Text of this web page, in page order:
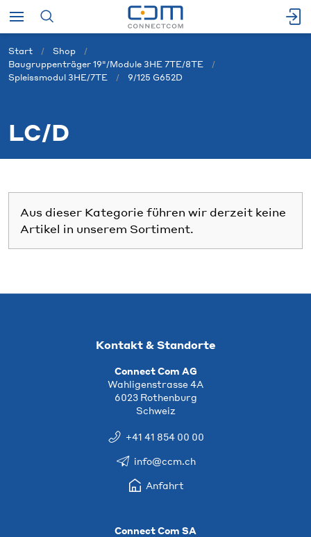
Start
Shop
Baugruppenträger 19"/Module 3HE 7TE/8TE
Spleissmodul 3HE/7TE
9/125 G652D
LC/D
Aus dieser Kategorie führen wir derzeit keine
Artikel in unserem Sortiment.
Kontakt & Standorte
Connect Com AG
Wahligenstrasse 4A
6023 Rothenburg
Schweiz
+41 41 854 00 00
info@ccm.ch
Anfahrt
Connect Com SA